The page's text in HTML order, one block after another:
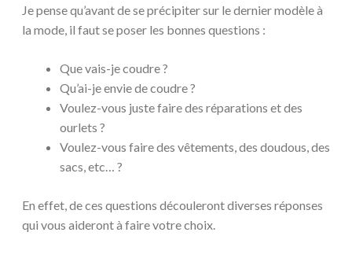
Je pense qu’avant de se précipiter sur le dernier modèle à
la mode, il faut se poser les bonnes questions :
Que vais-je coudre ?
Qu’ai-je envie de coudre ?
Voulez-vous juste faire des réparations et des
ourlets ?
Voulez-vous faire des vêtements, des doudous, des
sacs, etc… ?
En effet, de ces questions découleront diverses réponses
qui vous aideront à faire votre choix.